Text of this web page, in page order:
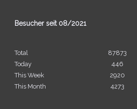
Besucher seit 08/​2021
Total 87873
Today
446
This Week
2920
This Month
4273